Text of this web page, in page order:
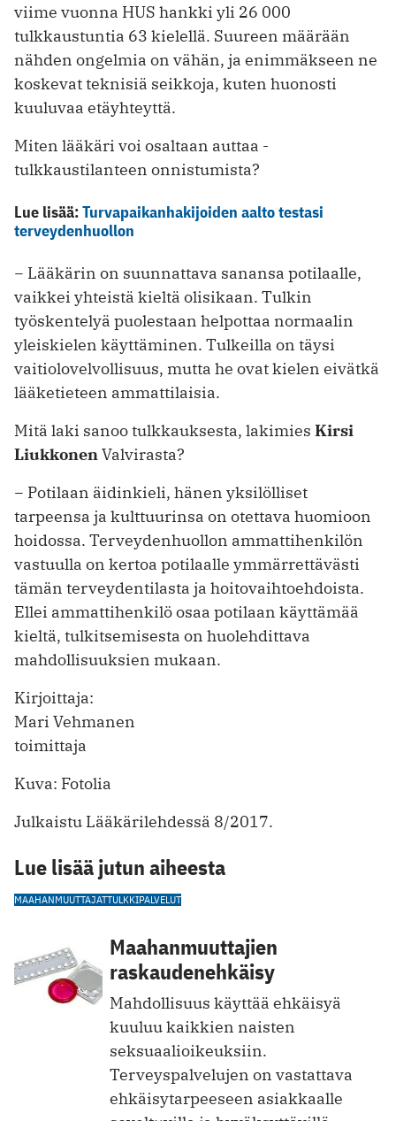
viime vuonna HUS hankki yli 26 000
tulkkaustuntia 63 kielellä. Suureen määrään
nähden ongelmia on vähän, ja enimmäkseen ne
koskevat teknisiä seikkoja, kuten huonosti
kuuluvaa etäyhteyttä.
Miten lääkäri voi osaltaan auttaa ­
tulkkaustilanteen onnistumista?
Lue lisää:Turvapaikanhakijoiden aalto testasi
terveydenhuollon
− Lääkärin on suunnattava sanansa potilaalle,
vaikkei yhteistä kieltä olisikaan. Tulkin
työskentelyä puolestaan helpottaa normaalin
yleiskielen käyttäminen. Tulkeilla on täysi
vaitiolovelvollisuus, mutta he ovat kielen eivätkä
lääketieteen ammattilaisia.
Mitä laki sanoo tulkkauksesta, lakimies Kirsi
LiukkonenValvirasta?
− Potilaan äidinkieli, hänen yksilölliset
tarpeensa ja kulttuurinsa on otettava huomioon
hoidossa. Terveydenhuollon ammattihenkilön
vastuulla on kertoa potilaalle ymmärrettävästi
tämän terveydentilasta ja hoitovaihtoehdoista.
Ellei ammattihenkilö osaa potilaan käyttämää
kieltä, tulkitsemisesta on huolehdittava
mahdollisuuksien mukaan.
Kirjoittaja:
Mari Vehmanen
toimittaja
Kuva: Fotolia
Julkaistu Lääkärilehdessä 8/2017.
Lue lisää jutun aiheesta
MAAHANMUUTTAJATTULKKIPALVELUT
Maahanmuuttajien
raskaudenehkäisy
Mahdollisuus käyttää ehkäisyä
kuuluu kaikkien naisten
seksuaalioikeuksiin.
Terveyspalvelujen on vastattava
ehkäisytarpeeseen asiakkaalle